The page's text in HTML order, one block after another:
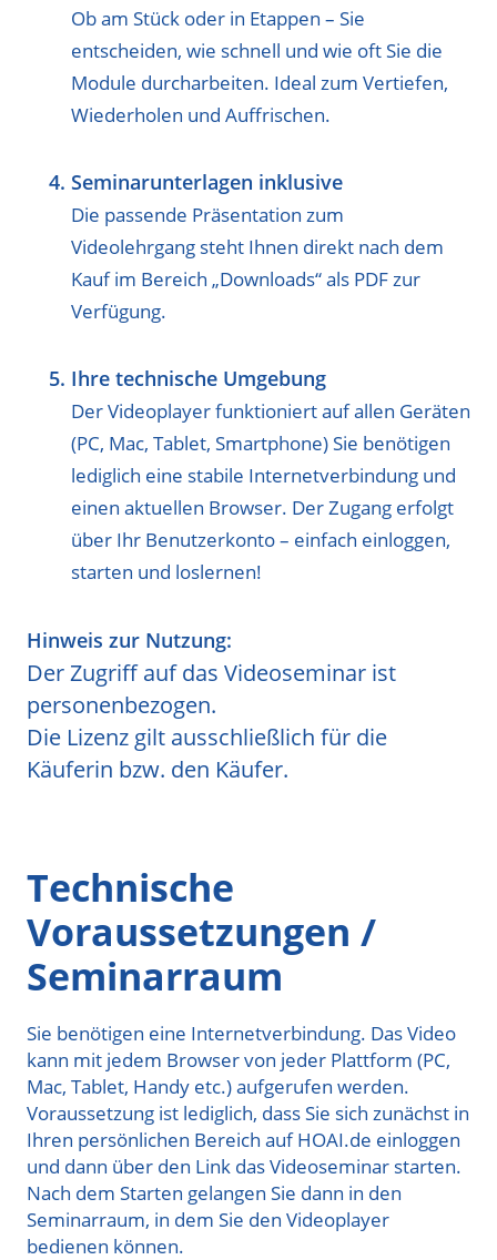
Ob am Stück oder in Etappen – Sie
entscheiden, wie schnell und wie oft Sie die
Module durcharbeiten. Ideal zum Vertiefen,
Wiederholen und Auffrischen.
Seminarunterlagen inklusive
Die passende Präsentation zum
Videolehrgang steht Ihnen direkt nach dem
Kauf im Bereich „Downloads“ als PDF zur
Verfügung.
Ihre technische Umgebung
Der Videoplayer funktioniert auf allen Geräten
(PC, Mac, Tablet, Smartphone) Sie benötigen
lediglich eine stabile Internetverbindung und
einen aktuellen Browser. Der Zugang erfolgt
über Ihr Benutzerkonto – einfach einloggen,
starten und loslernen!
Hinweis zur Nutzung:
Der Zugriff auf das Videoseminar ist
personenbezogen.
Die Lizenz gilt ausschließlich für die
Käuferin bzw. den Käufer.
Technische
Voraussetzungen /
Seminarraum
Sie benötigen eine Internetverbindung. Das Video
kann mit jedem Browser von jeder Plattform (PC,
Mac, Tablet, Handy etc.) aufgerufen werden.
Voraussetzung ist lediglich, dass Sie sich zunächst in
Ihren persönlichen Bereich auf HOAI.de einloggen
und dann über den Link das Videoseminar starten.
Nach dem Starten gelangen Sie dann in den
Seminarraum, in dem Sie den Videoplayer
bedienen können.